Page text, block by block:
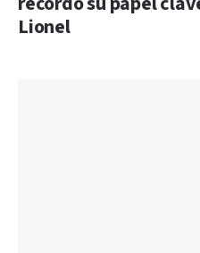
Lionel